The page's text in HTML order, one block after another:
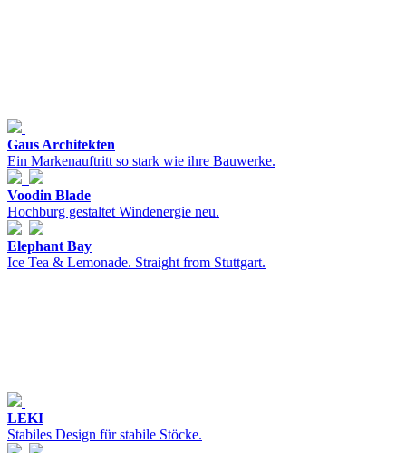
Gaus Architekten
Ein Markenauftritt so stark wie ihre Bauwerke.
Voodin Blade
Hochburg gestaltet Windenergie neu.
Elephant Bay
Ice Tea & Lemonade. Straight from Stuttgart.
LEKI
Stabiles Design für stabile Stöcke.